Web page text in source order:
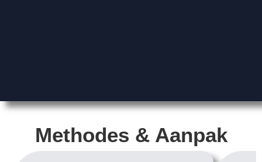
Methodes & Aanpak